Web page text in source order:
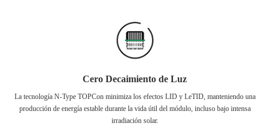
Cero Decaimiento de Luz
La tecnología N-Type TOPCon minimiza los efectos LID y LeTID, manteniendo una
producción de energía estable durante la vida útil del módulo, incluso bajo intensa
irradiación solar.